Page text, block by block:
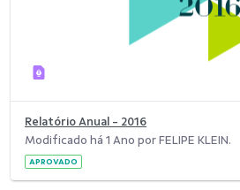
Relatório Anual - 2016
Modificado há 1 Ano por FELIPE KLEIN.
APROVADO